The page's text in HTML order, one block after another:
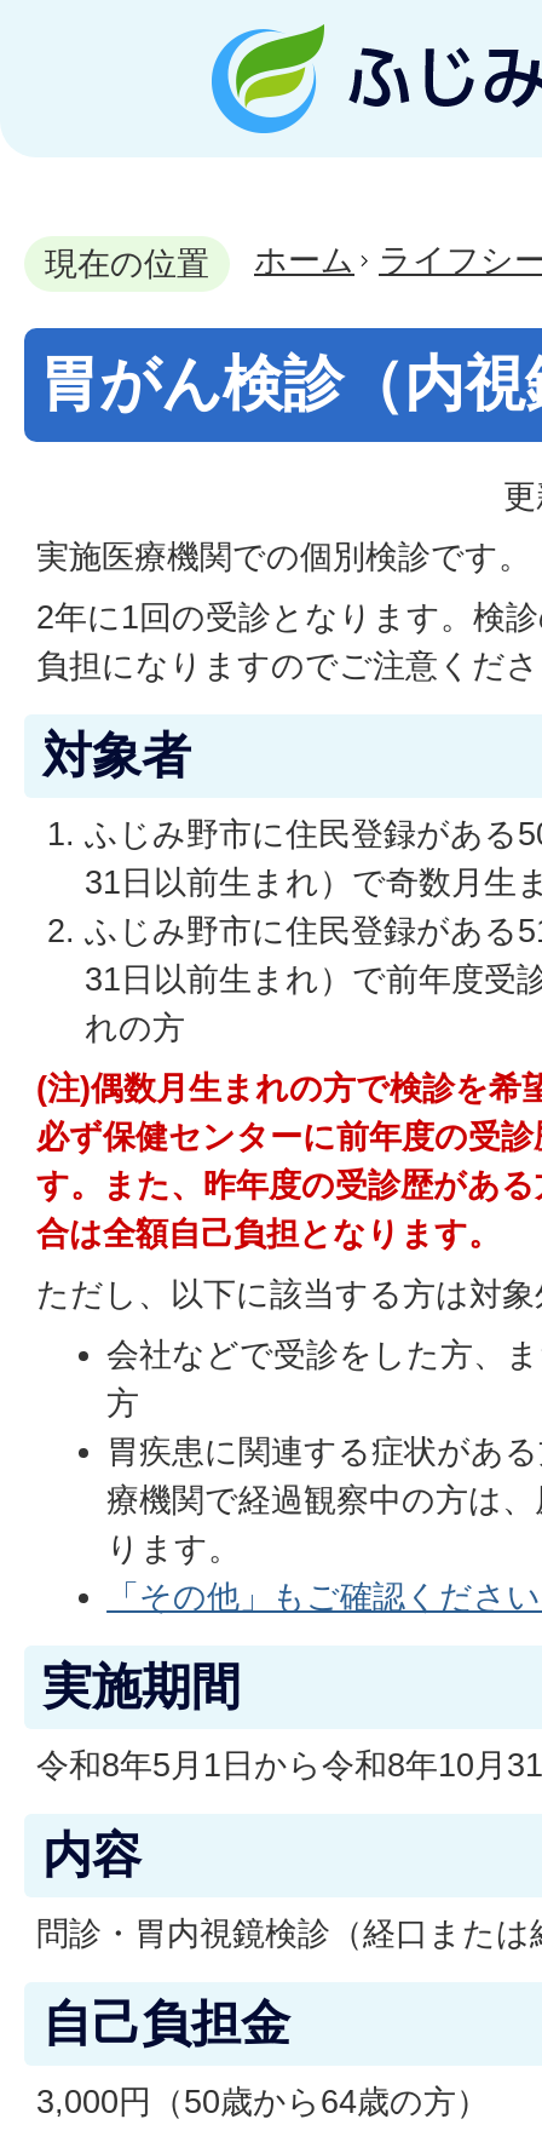
現在の位置 ホーム ライフシ
胃がん検診（内
実施医療機関での個別検診です。
2年に1回の受診となります。検
負担になりますのでご注意くだ
対象者
ふじみ野市に住民登録がある
31日以前生まれ）で奇数月生
ふじみ野市に住民登録がある
31日以前生まれ）で前年度受
れの方
(注)偶数月生まれの方で検診を希
必ず保健センターに前年度の受
す。また、昨年度の受診歴があ
合は全額自己負担となります。
ただし、以下に該当する方は対
会社などで受診をした方、
方
胃疾患に関連する症状があ
療機関で経過観察中の方は
ります。
「その他」もご確認くださ
実施期間
令和8年5月1日から令和8年10月
内容
問診・胃内視鏡検診（経口または
自己負担金
3,000円（50歳から64歳の方）